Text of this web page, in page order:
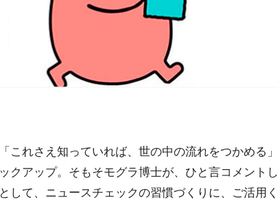
「これさえ知っていれば、世の中の流れをつかめる
ックアップ。そもそモグラ博士が、ひと言コメント
として、ニュースチェックの習慣づくりに、ご活用く